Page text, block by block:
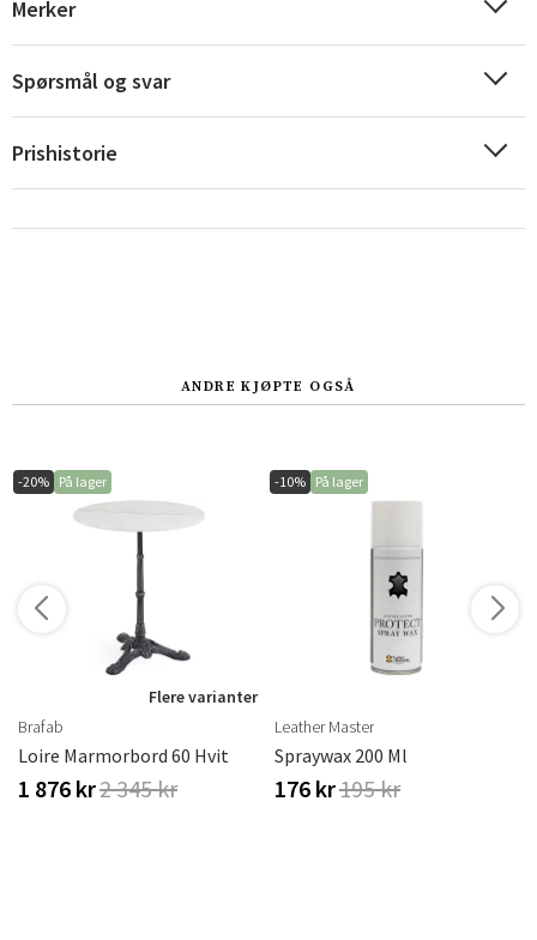
Merker
Spørsmål og svar
Prishistorie
ANDRE KJØPTE OGSÅ
-20% På lager
Flere varianter
Brafab
Loire Marmorbord 60 Hvit
1 876 kr2 345 kr
-10% På lager
Leather Master
Spraywax 200 Ml
176 kr195 kr